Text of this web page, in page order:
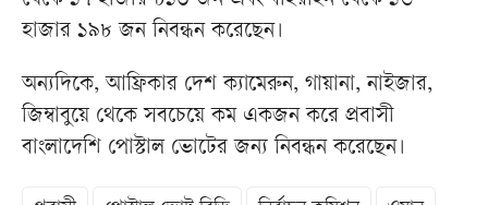
হাজার ১৯৮ জন নিবন্ধন করেছেন।
অন্যদিকে, আফ্রিকার দেশ ক্যামেরুন, গায়ানা, নাইজার,
জিম্বাবুয়ে থেকে সবচেয়ে কম একজন করে প্রবাসী
বাংলাদেশি পোস্টাল ভোটের জন্য নিবন্ধন করেছেন।